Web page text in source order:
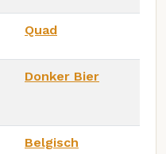
Quad
Donker Bier
Belgisch